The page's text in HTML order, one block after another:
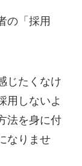
の「採用
じたくなけ
用しないよ
法を身に付
なりませ